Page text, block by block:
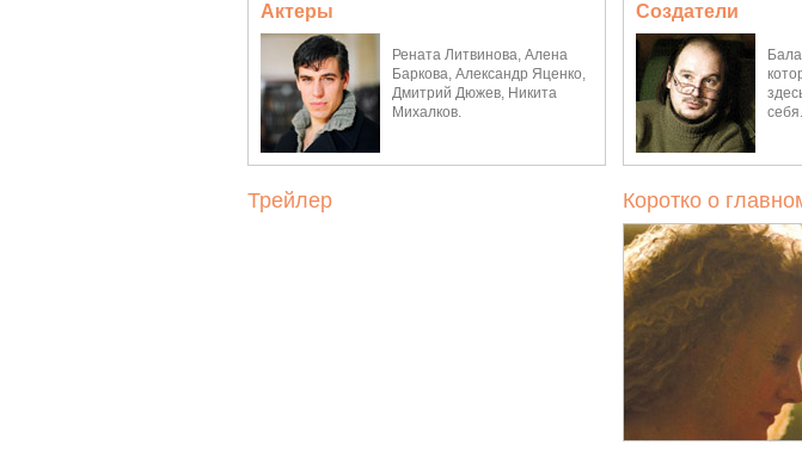
Актеры
Рената Литвинова, Алена
Баркова, Александр Яценко,
Дмитрий Дюжев, Никита
Михалков.
Создатели
себя.
Трейлер Коротко о